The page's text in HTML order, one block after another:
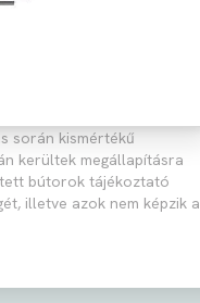
során kismértékű
kerültek megállapításra
bútorok tájékoztató
illetve azok nem képzik a